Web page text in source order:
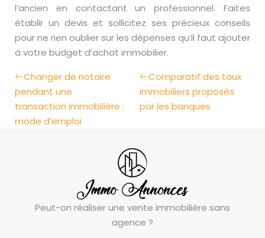
l’ancien en contactant un professionnel. Faites
établir un devis et sollicitez ses précieux conseils
pour ne rien oublier sur les dépenses qu’il faut ajouter
à votre budget d’achat immobilier.
Changer de notaire
pendant une
transaction immobilière :
mode d’emploi
Comparatif des taux
immobiliers proposés
par les banques
Peut-on réaliser une vente immobilière sans
agence ?